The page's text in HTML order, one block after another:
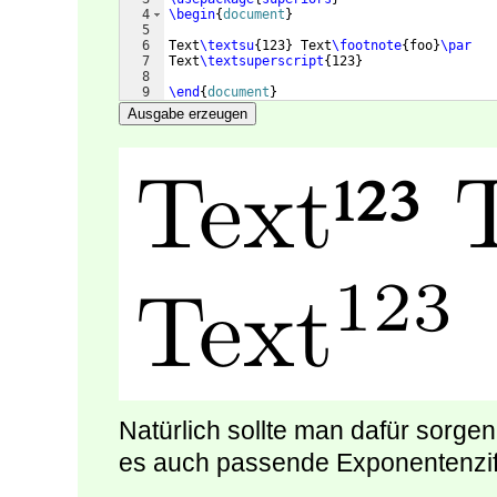
4
5
6
7
8
9
\begin{document }
Text\textsu{ 123} Text\footnote{ foo}\par
Text\textsuperscript{ 123}
\end {document }
Ausgabe erzeugen
Natürlich sollte man dafür
es auch passende